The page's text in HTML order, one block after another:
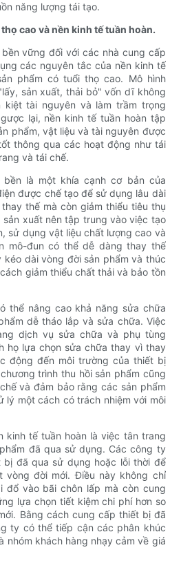
năng lượng tái tạo.
cao và nền kinh tế tuần hoàn.
vững đối với các nhà cung cấp
các nguyên tắc của nền kinh tế
phẩm có tuổi thọ cao. Mô hình
sản xuất, thải bỏ" vốn dĩ không
tài nguyên và làm trầm trọng
lại, nền kinh tế tuần hoàn tập
phẩm, vật liệu và tài nguyên được
thông qua các hoạt động như tái
và tái chế.
là một khía cạnh cơ bản của
được chế tạo để sử dụng lâu dài
thế mà còn giảm thiểu tiêu thụ
sản xuất nên tập trung vào việc tạo
sử dụng vật liệu chất lượng cao và
mô-đun có thể dễ dàng thay thế
kéo dài vòng đời sản phẩm và thúc
giảm thiểu chất thải và bảo tồn
thể nâng cao khả năng sửa chữa
dễ tháo lắp và sửa chữa. Việc
dịch vụ sửa chữa và phụ tùng
họ lựa chọn sửa chữa thay vì thay
động đến môi trường của thiết bị
trình thu hồi sản phẩm cũng
và đảm bảo rằng các sản phẩm
lý một cách có trách nhiệm với môi
kinh tế tuần hoàn là việc tân trang
đã qua sử dụng. Các công ty
đã qua sử dụng hoặc lỗi thời để
vòng đời mới. Điều này không chỉ
đổ vào bãi chôn lấp mà còn cung
lựa chọn tiết kiệm chi phí hơn so
Bằng cách cung cấp thiết bị đã
ty có thể tiếp cận các phân khúc
nhóm khách hàng nhạy cảm về giá